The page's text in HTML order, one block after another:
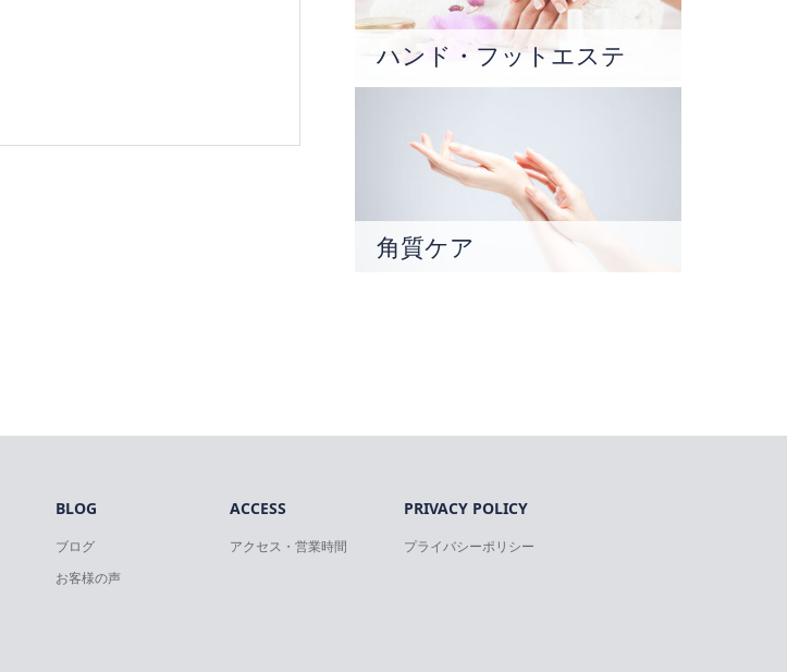
ハンド・フットエステ
角質ケア
BLOG
ブログ
お客様の声
ACCESS
アクセス・営業時間
PRIVACY POLICY
プライバシーポリシー